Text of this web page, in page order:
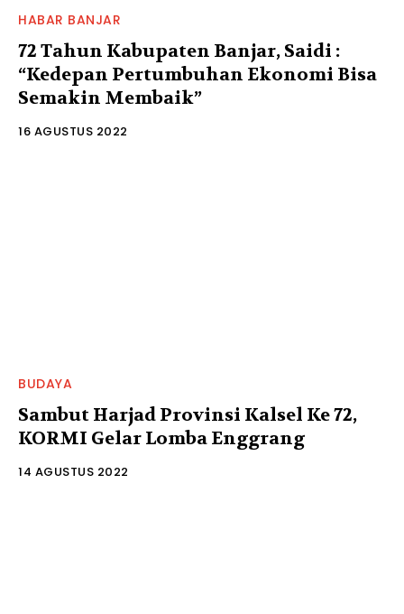
HABAR BANJAR
72 Tahun Kabupaten Banjar, Saidi :
“Kedepan Pertumbuhan Ekonomi Bisa
Semakin Membaik”
16 AGUSTUS 2022
BUDAYA
Sambut Harjad Provinsi Kalsel Ke 72,
KORMI Gelar Lomba Enggrang
14 AGUSTUS 2022